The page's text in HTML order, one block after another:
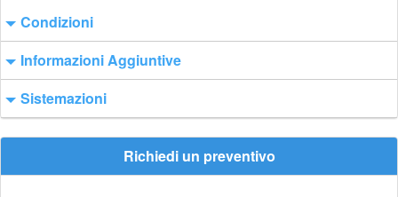
Condizioni
Informazioni Aggiuntive
Sistemazioni
Richiedi un preventivo